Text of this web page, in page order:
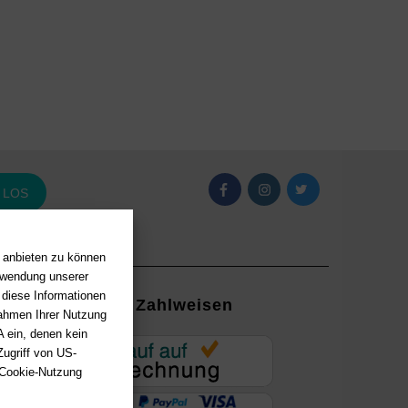
zu können
unserer
Informationen
Ihrer Nutzung
ein, denen kein
von US-
Nutzung
LOS
mit
Zahlweisen